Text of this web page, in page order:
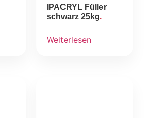
IPACRYL Füller
schwarz 25kg
Weiterlesen